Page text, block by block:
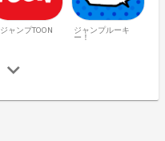
ジャンプTOON
ジャンプルーキ
ー！